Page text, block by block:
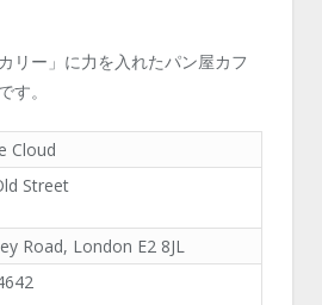
リー」に力を入れたパン屋カフ
す。
Cloud
Street
Road, London E2 8JL